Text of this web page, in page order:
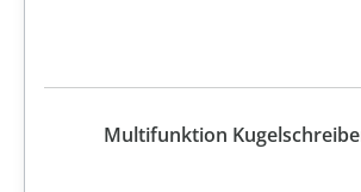
Multifunktion